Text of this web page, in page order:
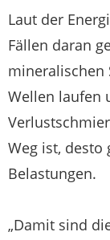
Laut der
Fällen daran
mineralischen
Wellen laufen
Weg ist, desto
Belastungen.
„Damit sind